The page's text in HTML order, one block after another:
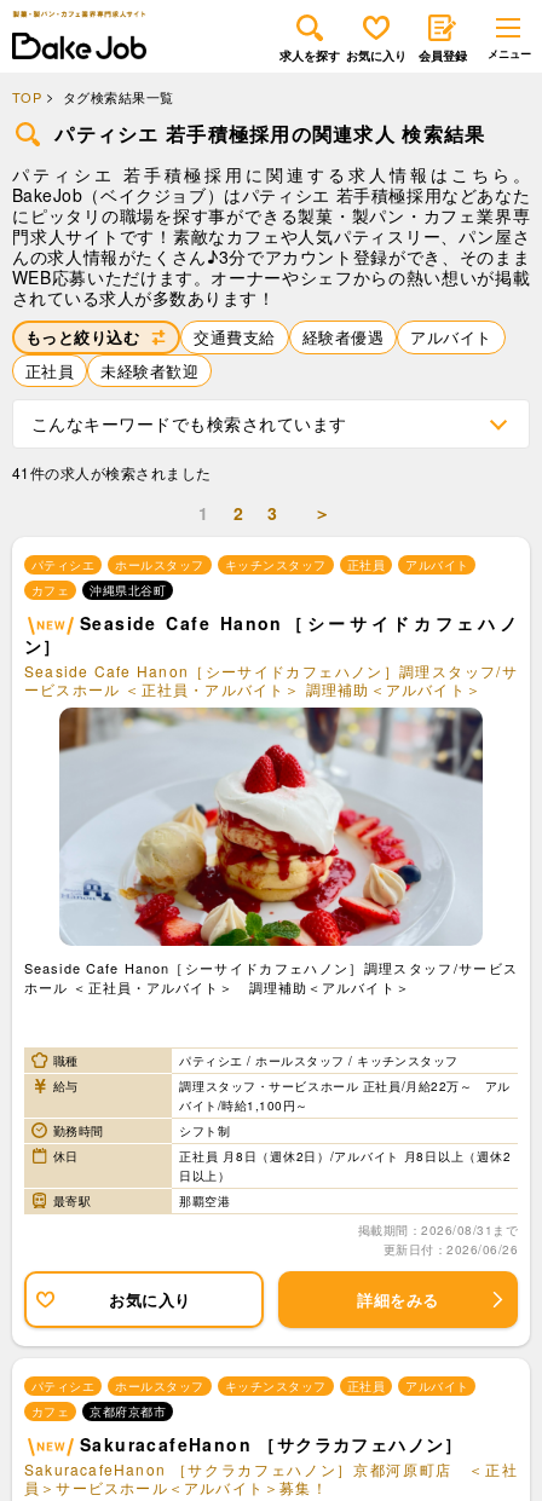
求人を探す お気に入り 会員登録
TOP タグ検索結果一覧
パティシエ 若手積極採用の関連求人 検索結果
パティシエ 若手積極採用に関連する求人情報はこちら。
BakeJob（ベイクジョブ）はパティシエ 若手積極採用などあなた
にピッタリの職場を探す事ができる製菓・製パン・カフェ業界専
門求人サイトです！素敵なカフェや人気パティスリー、パン屋さ
んの求人情報がたくさん♪3分でアカウント登録ができ、そのまま
WEB応募いただけます。オーナーやシェフからの熱い想いが掲載
されている求人が多数あります！
もっと絞り込む 交通費支給 経験者優遇
アルバイト
正社員
未経験者歓迎
こんなキーワードでも検索されています
41件の求人が検索されました
1 2 3 ＞
パティシエ ホールスタッフ キッチンスタッフ 正社員
アルバイト
カフェ
沖縄県北谷町
Seaside Cafe Hanon［シーサイドカフェハノ
ン］
Seaside Cafe Hanon［シーサイドカフェハノン］調理スタッフ/サ
ービスホール ＜正社員・アルバイト＞ 調理補助＜アルバイト＞
Seaside Cafe Hanon［シーサイドカフェハノン］調理スタッフ/サービス
ホール ＜正社員・アルバイト＞ 調理補助＜アルバイト＞
職種
パティシエ / ホールスタッフ / キッチンスタッフ
給与
調理スタッフ・サービスホール 正社員/月給22万～ アル
バイト/時給1,100円～
勤務時間
シフト制
休日
正社員 月8日（週休2日）/アルバイト 月8日以上（週休2
日以上）
最寄駅
那覇空港
掲載期間：2026/08/31まで
更新日付：2026/06/26
お気に入り 詳細をみる
パティシエ ホールスタッフ キッチンスタッフ 正社員
アルバイト
カフェ
京都府京都市
SakuracafeHanon ［サクラカフェハノン］
SakuracafeHanon ［サクラカフェハノン］京都河原町店 ＜正社
員＞サービスホール＜アルバイト＞募集！